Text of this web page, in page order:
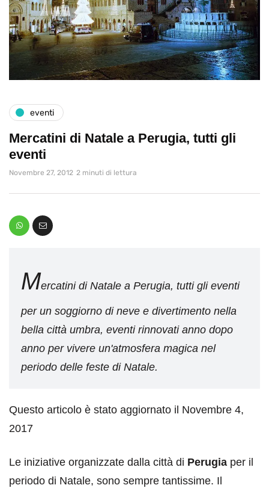
eventi
Mercatini di Natale a Perugia, tutti gli
eventi
Novembre 27, 2012 2 minuti di lettura
Mercatini di Natale a Perugia, tutti gli eventi
per un soggiorno di neve e divertimento nella
bella città umbra, eventi rinnovati anno dopo
anno per vivere un'atmosfera magica nel
periodo delle feste di Natale.
Questo articolo è stato aggiornato il Novembre 4,
2017
Le iniziative organizzate dalla città di Perugia per il
periodo di Natale, sono sempre tantissime. Il